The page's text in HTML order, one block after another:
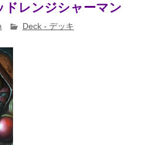
ドレンジシャーマン
Deck - デッキ